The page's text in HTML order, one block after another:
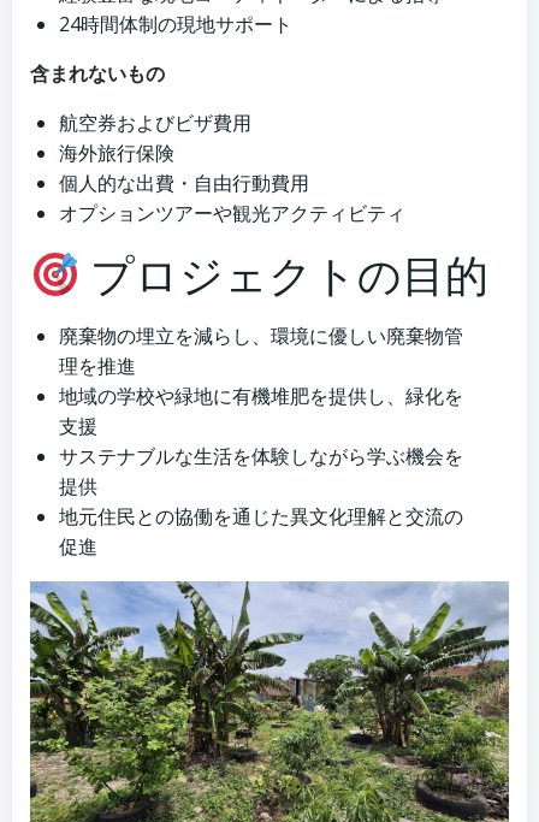
24時間体制の現地サポート
含まれないもの
航空券およびビザ費用
海外旅行保険
個人的な出費・自由行動費用
オプションツアーや観光アクティビティ
プロジェクトの目的
廃棄物の埋立を減らし、環境に優しい廃棄物管
理を推進
地域の学校や緑地に有機堆肥を提供し、緑化を
支援
サステナブルな生活を体験しながら学ぶ機会を
提供
地元住民との協働を通じた異文化理解と交流の
促進